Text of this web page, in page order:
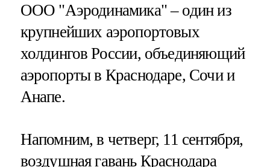
ООО "Аэродинамика" – один из
крупнейших аэропортовых
холдингов России, объединяющий
аэропорты в Краснодаре, Сочи и
Анапе​​​.
Напомним, в четверг, 11 сентября,
воздушная гавань Краснодара